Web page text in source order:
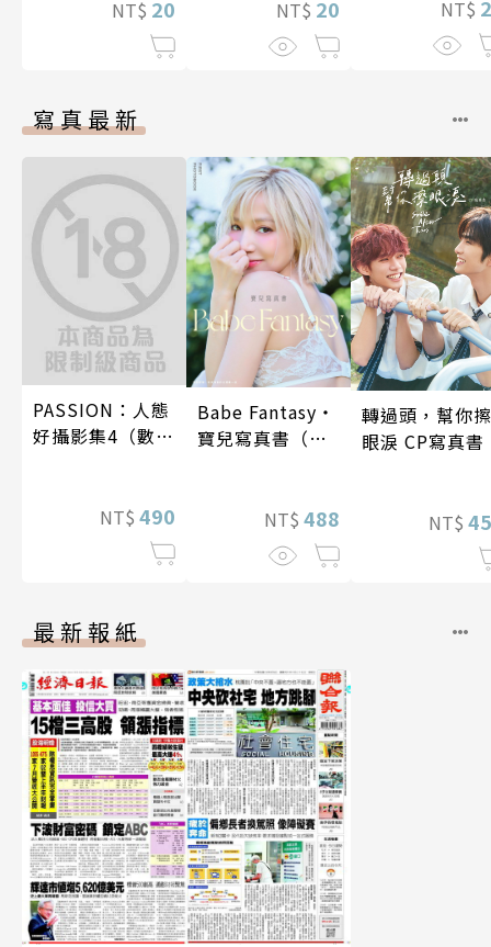
NT$ 20 NT$ 20
NT$
寫真最新
PASSION：人態
好攝影集4（數位
NT$ 490
Babe Fantasy‧
寶兒寫真書（加
NT$ 488
轉過頭，幫你擦
眼淚 CP寫真書
NT$
最新報紙